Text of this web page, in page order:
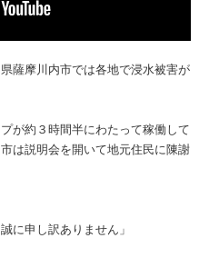
薩摩川内市では各地で浸水被害が
が約３時間半にわたって稼働して
は説明会を開いて地元住民に陳謝
に申し訳ありません」